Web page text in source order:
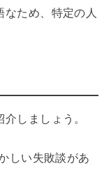
ため、特定の人
しましょう。
しい失敗談があ